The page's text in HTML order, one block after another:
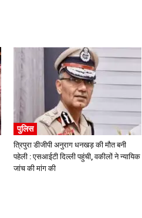
पुलिस
त्रिपुरा डीजीपी अनुराग धनखड़ की मौत बनी
पहेली : एसआईटी दिल्ली पहुंची, वकीलों ने न्यायिक
जांच की मांग की